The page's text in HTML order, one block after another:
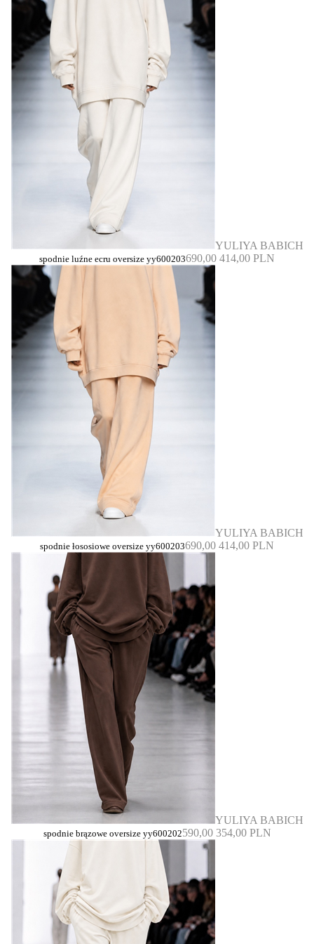
YULIYA BABICH
spodnie luźne ecru oversize yy600203690,00 414,00 PLN
YULIYA BABICH
spodnie łososiowe oversize yy600203690,00 414,00 PLN
YULIYA BABICH
spodnie brązowe oversize yy600202590,00 354,00 PLN